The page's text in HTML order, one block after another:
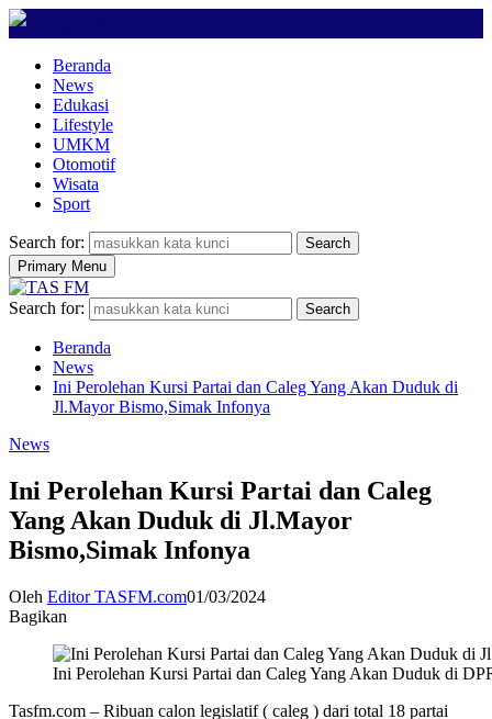
Beranda
News
Edukasi
Lifestyle
UMKM
Otomotif
Wisata
Sport
Search for:
Search
Primary Menu
Search for: Search
Beranda
News
Ini Perolehan Kursi Partai dan Caleg Yang Akan Duduk di
Jl.Mayor Bismo,Simak Infonya
News
Ini Perolehan Kursi Partai dan Caleg
Yang Akan Duduk di Jl.Mayor
Bismo,Simak Infonya
Oleh Editor TASFM.com01/03/2024
Bagikan
Ini Perolehan Kursi Partai dan Caleg Yang Akan Duduk di
Tasfm.com – Ribuan calon legislatif ( caleg ) dari total 18 partai